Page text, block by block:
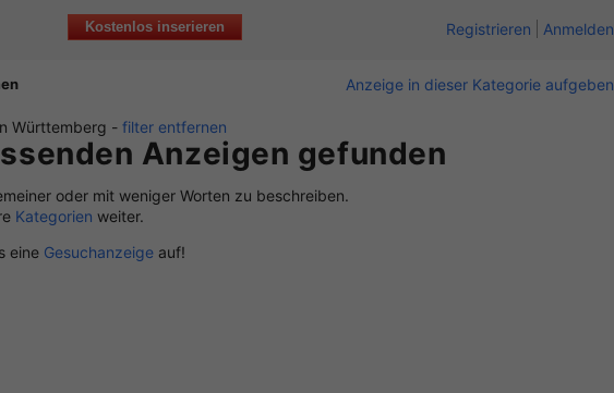
Kostenlos inserieren Registrieren Anmelden
Anzeige in dieser Kategorie aufgeben
Württemberg - filter entfernen
Anzeigen gefunden
oder mit weniger Worten zu beschreiben.
Kategorien weiter.
eine Gesuchanzeige auf!